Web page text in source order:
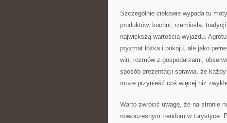
Szczególnie ciekawie wypada tu
produktów, kuchni, rzemiosła,
największą wartością wyjazdu.
pryzmat łóżka i pokoju, ale jako
win, rozmów z gospodarzami,
sposób prezentacji sprawia, że
może przynieść coś więcej niż
Warto zwrócić uwagę, że na stronie
nowoczesnym trendom w turystyce.